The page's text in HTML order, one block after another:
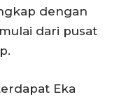
dengan
dari pusat
Eka